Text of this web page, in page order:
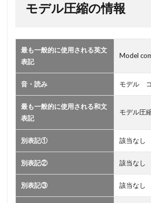
縮
報
モデル圧縮の情報
最も一般的に使用される英文
表記
Model
音・読み モデル
最も一般的に使用される和文
表記
モデル圧
別表記① 該当なし
別表記② 該当なし
別表記③ 該当なし